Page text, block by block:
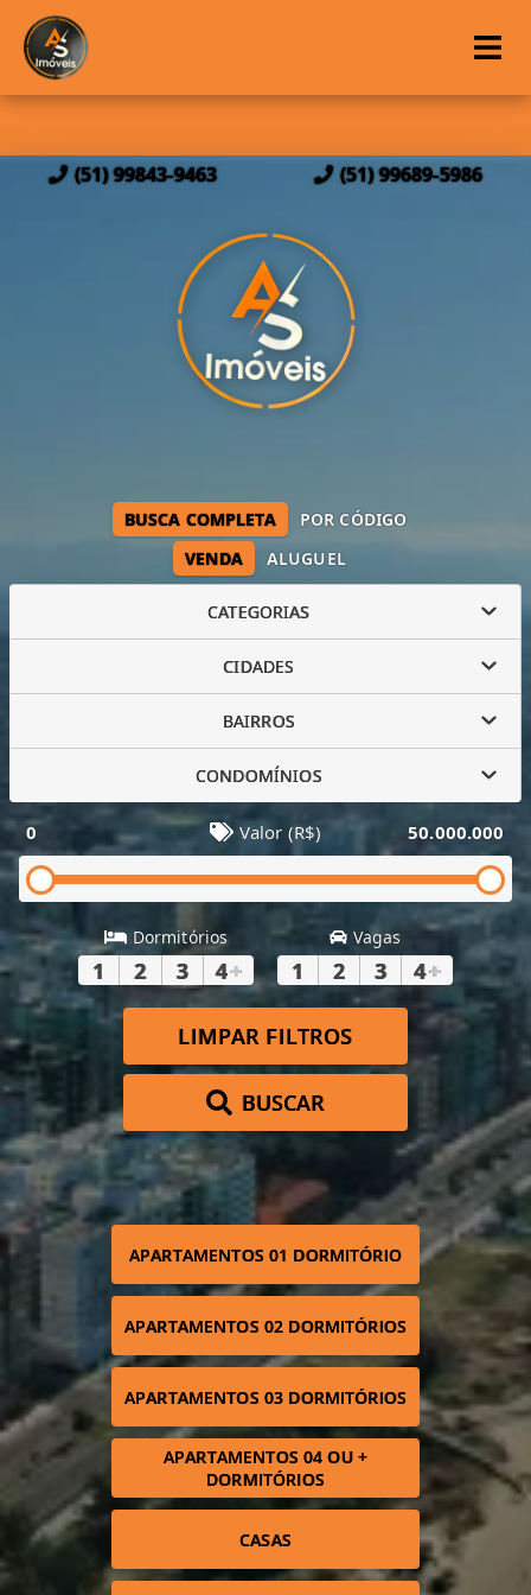
(51) 99843-9463 (51) 99689-5986
VENDA ALUGUEL
BUSCA COMPLETA POR CÓDIGO
CATEGORIAS
CIDADES
BAIRROS
CONDOMÍNIOS
0 Valor (R$) 50.000.000
Dormitórios
1 2 3 4+
Vagas
1 2 3 4+
LIMPAR FILTROS
BUSCAR
APARTAMENTOS 01 DORMITÓRIO
APARTAMENTOS 02 DORMITÓRIOS
APARTAMENTOS 03 DORMITÓRIOS
APARTAMENTOS 04 OU +
DORMITÓRIOS
CASAS